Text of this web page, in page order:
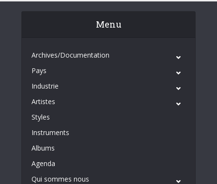
Menu
Archives/Documentation
Pays
Industrie
Artistes
Styles
Instruments
Albums
Agenda
Qui sommes nous